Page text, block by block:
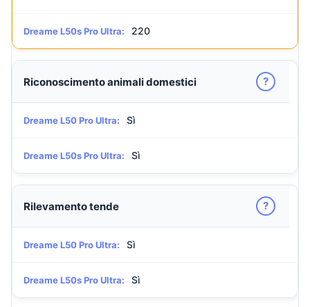
Dreame L50s Pro Ultra: 220
Riconoscimento animali domestici ?
Dreame L50 Pro Ultra: Sì
Dreame L50s Pro Ultra: Sì
Rilevamento tende ?
Dreame L50 Pro Ultra: Sì
Dreame L50s Pro Ultra: Sì